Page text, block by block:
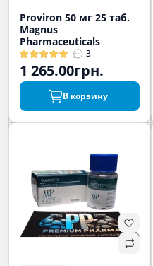
Proviron 50 мг 25 таб.
Magnus
Pharmaceuticals
3
1 265.00грн.
В корзину